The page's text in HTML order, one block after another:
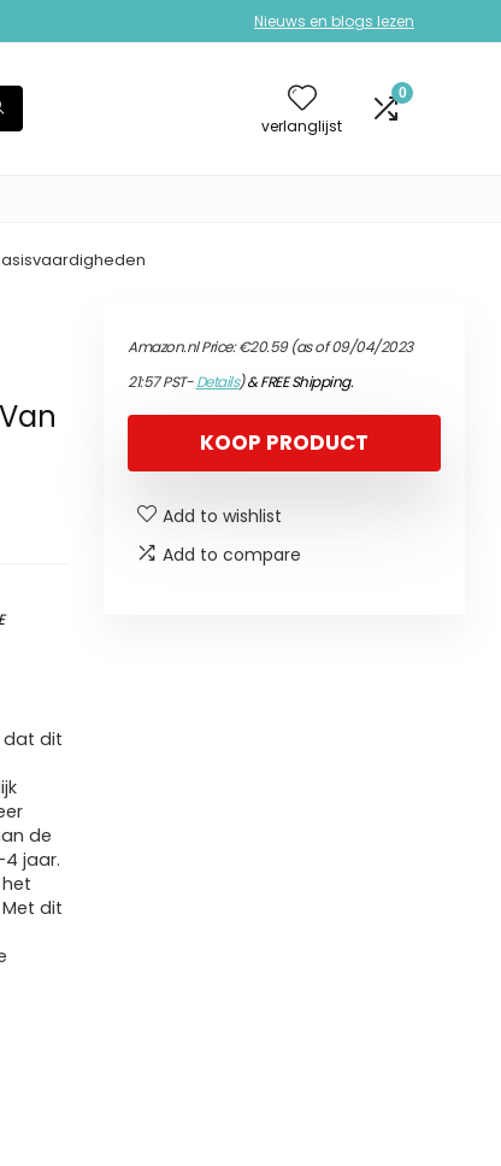
Nieuws en blogs lezen
verlanglijst
0
dat dit
de
jaar.
het
dit
Amazon.nl Price:€20.59(as of 09/04/2023
21:57 PST-Details)&FREE Shipping.
KOOP PRODUCT
Add to wishlist
Add to compare